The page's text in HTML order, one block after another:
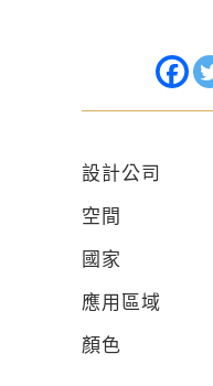
設計公司
空間
國家
應用區域
顏色